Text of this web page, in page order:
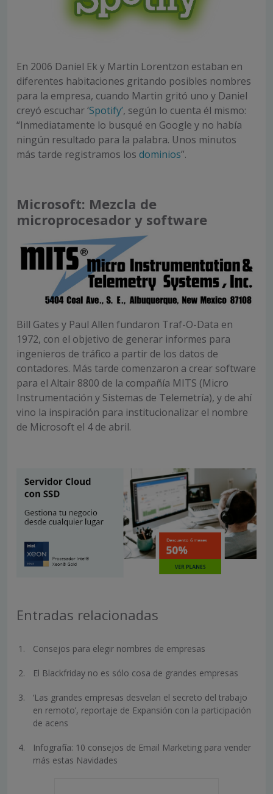
En 2006 Daniel Ek y Martin Lorentzon estaban en
diferentes habitaciones gritando posibles nombres
para la empresa, cuando Martin gritó uno y Daniel
creyó escuchar ‘Spotify’, según lo cuenta él mismo:
“Inmediatamente lo busqué en Google y no había
ningún resultado para la palabra. Unos minutos
más tarde registramos los dominios”.
Microsoft: Mezcla de
microprocesador y software
Bill Gates y Paul Allen fundaron Traf-O-Data en
1972, con el objetivo de generar informes para
ingenieros de tráfico a partir de los datos de
contadores. Más tarde comenzaron a crear software
para el Altair 8800 de la compañía MITS (Micro
Instrumentación y Sistemas de Telemetría), y de ahí
vino la inspiración para institucionalizar el nombre
de Microsoft el 4 de abril.
Entradas relacionadas
Consejos para elegir nombres de empresas
El Blackfriday no es sólo cosa de grandes empresas
‘Las grandes empresas desvelan el secreto del trabajo
en remoto’, reportaje de Expansión con la participación
de acens
Infografía: 10 consejos de Email Marketing para vender
más estas Navidades